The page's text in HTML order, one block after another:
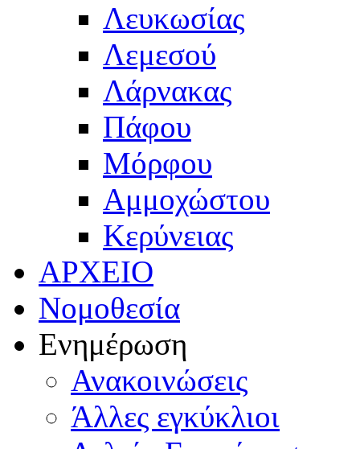
Λευκωσίας
Λεμεσού
Λάρνακας
Πάφου
Μόρφου
Αμμοχώστου
Κερύνειας
ΑΡΧΕΙΟ
Νομοθεσία
Ενημέρωση
Ανακοινώσεις
Άλλες εγκύκλιοι